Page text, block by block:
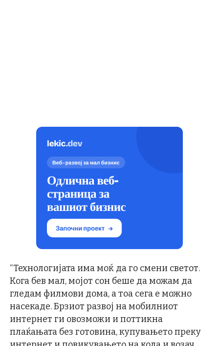
“Технологијата има моќ да го смени светот.
Кога бев мал, мојот сон беше да можам да
гледам филмови дома, а тоа сега е можно
насекаде. Брзиот развој на мобилниот
интернет ги овозможи и поттикна
плаќањата без готовина, купувањето преку